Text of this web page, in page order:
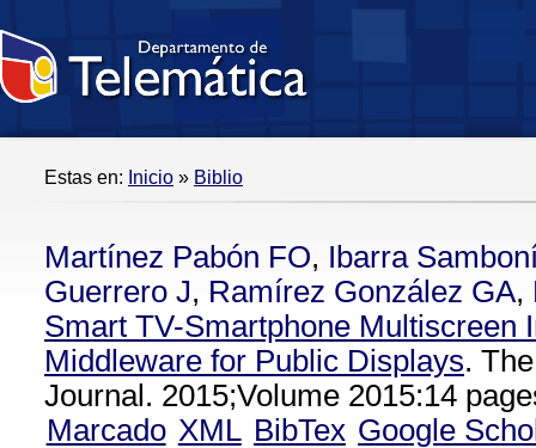
Estas en: Inicio » Biblio
Martínez Pabón FO, Ibarra
Guerrero J, Ramírez González GA,
Smart TV-Smartphone Multiscreen
Middleware for Public Displays.
Journal. 2015;Volume 2015:14
Marcado XML BibTex Google